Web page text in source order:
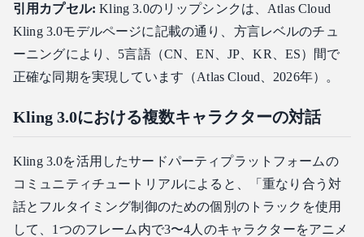
引用カプセル: Kling 3.0のリップシンクは、Atlas Cloud
Kling 3.0モデルページに記載の通り、方言レベルのチュ
ーニングにより、5言語（CN、EN、JP、KR、ES）間で
正確な同期を実現しています（Atlas Cloud、2026年）。
Kling 3.0における複数キャラクターの対話
Kling 3.0を活用したサードパーティプラットフォームの
コミュニティチュートリアルによると、「重なり合う対
話とフルタイミング制御のための個別のトラックを使用
して、1つのフレーム内で3〜4人のキャラクターをアニメ